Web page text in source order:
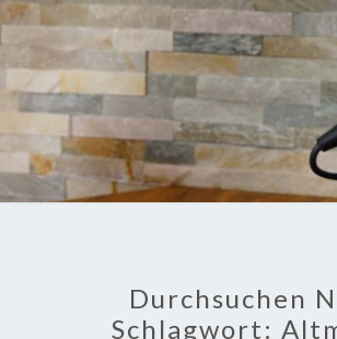
|
Durchsuchen
Schlagwort: